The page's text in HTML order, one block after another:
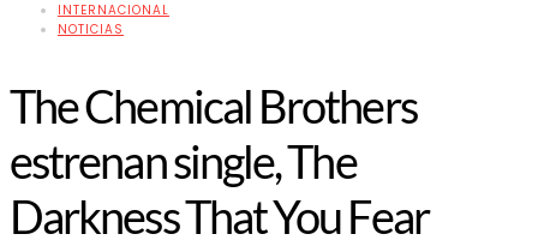
INTERNACIONAL
NOTICIAS
The Chemical Brothers
estrenan single, The
Darkness That You Fear